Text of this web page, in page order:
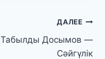
ДАЛЕЕ
Табылды Досымов —
Сәйгүлік